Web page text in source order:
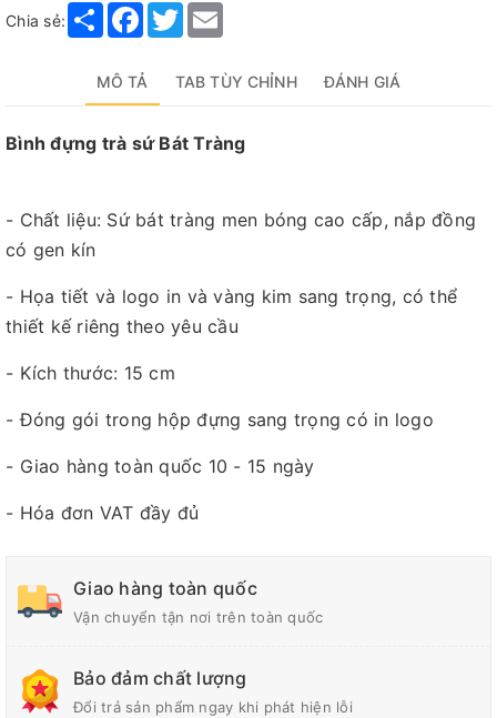
Chia sẻ: Share Facebook
Twitter
MÔ TẢ TAB TÙY CHỈNH ĐÁNH GIÁ
Bình đựng trà sứ Bát Tràng
- Chất liệu: Sứ bát tràng men bóng cao cấp, nắp đồng
có gen kín
- Họa tiết và logo in và vàng kim sang trọng, có thể
thiết kế riêng theo yêu cầu
- Kích thước: 15 cm
- Đóng gói trong hộp đựng sang trọng có in logo
- Giao hàng toàn quốc 10 - 15 ngày
- Hóa đơn VAT đầy đủ
Giao hàng toàn quốc
Vận chuyển tận nơi trên toàn quốc
Bảo đảm chất lượng
Đổi trả sản phẩm ngay khi phát hiện lỗi